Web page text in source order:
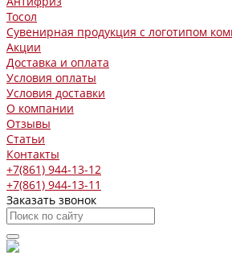
Тосол
Сувенирная продукция с логотипом
Акции
Доставка и оплата
Условия оплаты
Условия доставки
О компании
Отзывы
Статьи
Контакты
+7(861) 944-13-12
+7(861) 944-13-11
Заказать звонок